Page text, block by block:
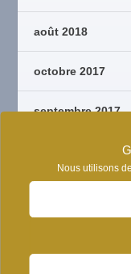
Nous utilisons
août 2018
octobre 2017
septembre 2017